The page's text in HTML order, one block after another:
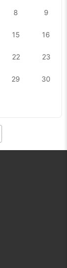
8 9
15 16
22 23
29 30